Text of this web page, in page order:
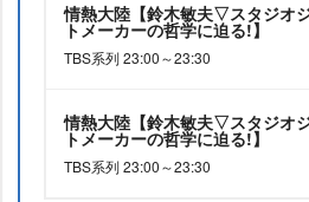
情熱大陸【鈴木敏夫▽スタジオ
トメーカーの哲学に迫る!】
TBS系列 23:00～23:30
情熱大陸【鈴木敏夫▽スタジオ
トメーカーの哲学に迫る!】
TBS系列 23:00～23:30